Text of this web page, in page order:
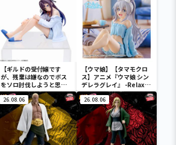
【ギルドの受付嬢です
が、残業は嫌なのでボス
をソロ討伐しようと思い
ます】【アリナ・クロー
バー】ギルドの受付嬢で
すが、残業は嫌なのでボ
スをソロ討伐しようと思
います ちょこのせ
[PM]フィギュア“アリ
ナ・クローバー”
【ウマ娘】【タマモクロ
ス】アニメ『ウマ娘 シン
デレラグレイ』 -Relax
time-タマモクロス
26.08.06 26.08.06